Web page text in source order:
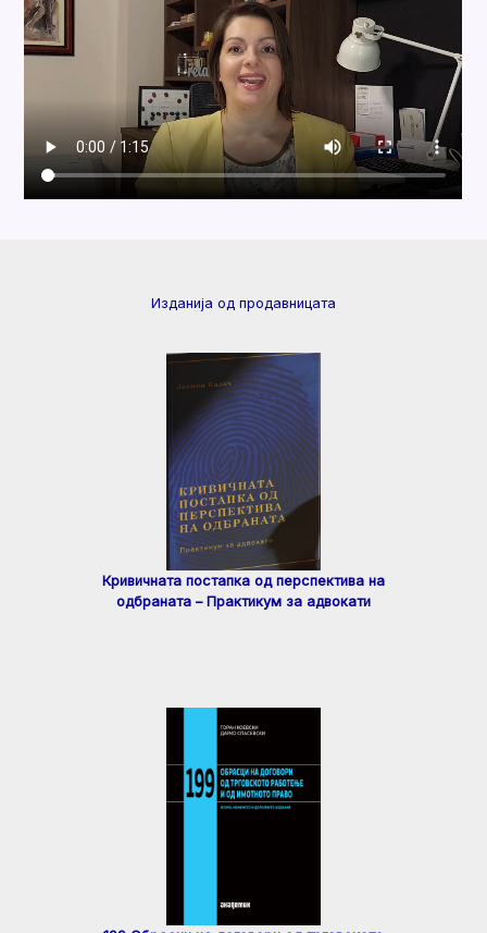
Изданија од продавницата
Кривичната постапка од перспектива на
одбраната – Практикум за адвокати